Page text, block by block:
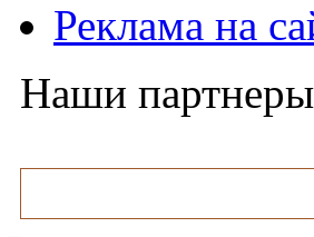
Реклама на
Наши партнеры